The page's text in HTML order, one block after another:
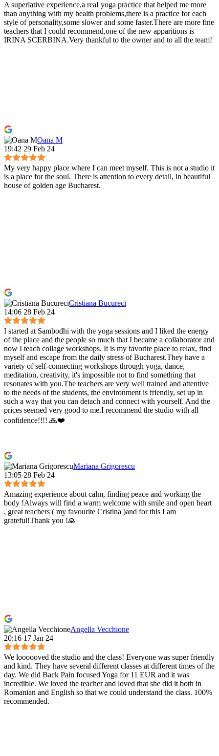
A superlative experience,a reaI yoga practice that helped me more
than anything with my health problems,there is a practice for each
style of personality,some slower and some faster.There are more fine
teachers that I could recommend,one of the new apparitions is
IRINA SCERBINA.Very thankful to the owner and to all the team!
Oana M
19:42 29 Feb 24
My very happy place where I can meet myself. This is not a studio it
is a place for the soul. There is attention to every detail, in beautiful
house of golden age Bucharest.
Cristiana Bucureci
14:06 28 Feb 24
I started at Sambodhi with the yoga sessions and I liked the energy
of the place and the people so much that I became a collaborator and
now I teach collage workshops. It is my favorite place to relax, find
myself and escape from the daily stress of Bucharest.They have a
variety of self-connecting workshops through yoga, dance,
meditation, creativity, it's impossible not to find something that
resonates with you.The teachers are very well trained and attentive
to the needs of the students, the environment is friendly, set up in
such a way that you can detach and connect with yourself. And the
prices seemed very good to me.I recommend the studio with all
confidence!!!! 🙏❤️
Mariana Grigorescu
13:05 28 Feb 24
Amazing experience about calm, finding peace and working the
body !Always will find a warm welcome with smile and open heart
, great teachers ( my favourite Cristina )and for this I am
grateful!Thank you !🙏
Angella Vecchione
20:16 17 Jan 24
We loooooved the studio and the class! Everyone was super friendly
and kind. They have several different classes at different times of the
day. We did Back Pain focused Yoga for 11 EUR and it was
incredible. We loved the teacher and loved that she did it both in
Romanian and English so that we could understand the class. 100%
recommended.